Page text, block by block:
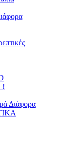
!
Διάφορα